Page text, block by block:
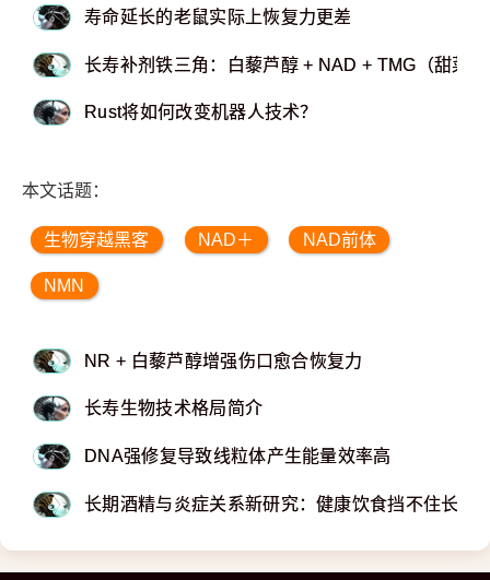
寿命延长的老鼠实际上恢复力更差
长寿补剂铁三角：白藜芦醇 + NAD + TMG（甜菜
Rust将如何改变机器人技术？
本文话题：
生物穿越黑客 NAD＋ NAD前体
NMN
NR + 白藜芦醇增强伤口愈合恢复力
长寿生物技术格局简介
DNA强修复导致线粒体产生能量效率高
长期酒精与炎症关系新研究：健康饮食挡不住长期